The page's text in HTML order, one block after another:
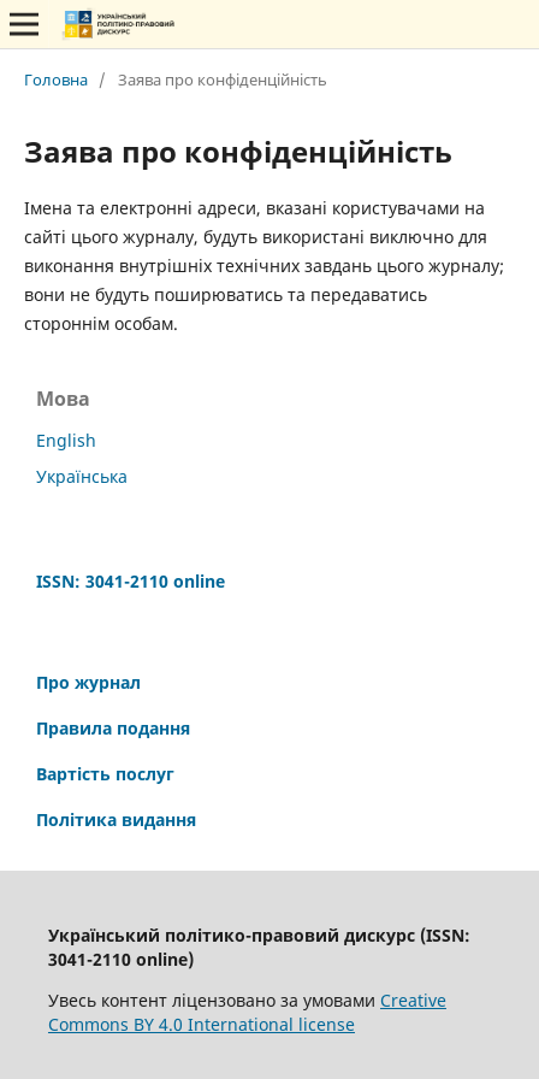
Головна / Заява про конфіденційність
Заява про конфіденційність
Імена та електронні адреси, вказані користувачами на
сайті цього журналу, будуть використані виключно для
виконання внутрішніх технічних завдань цього журналу;
вони не будуть поширюватись та передаватись
стороннім особам.
Мова
English
Українська
ISSN: 3041-2110 online
Про журнал
Правила подання
Вартість послуг
Політика видання
Український політико-правовий дискурс (ISSN:
3041-2110 online)
Увесь контент ліцензовано за умовами Creative
Commons BY 4.0 International license